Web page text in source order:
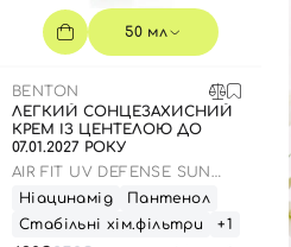
50 мл
BENTON
ЛЕГКИЙ СОНЦЕЗАХИСНИЙ
КРЕМ ІЗ ЦЕНТЕЛОЮ ДО
07.01.2027 РОКУ
AIR FIT UV DEFENSE SUN
CREAM SPF50
Ніацинамід
Пантенол
Стабільні хім.фільтри
+1